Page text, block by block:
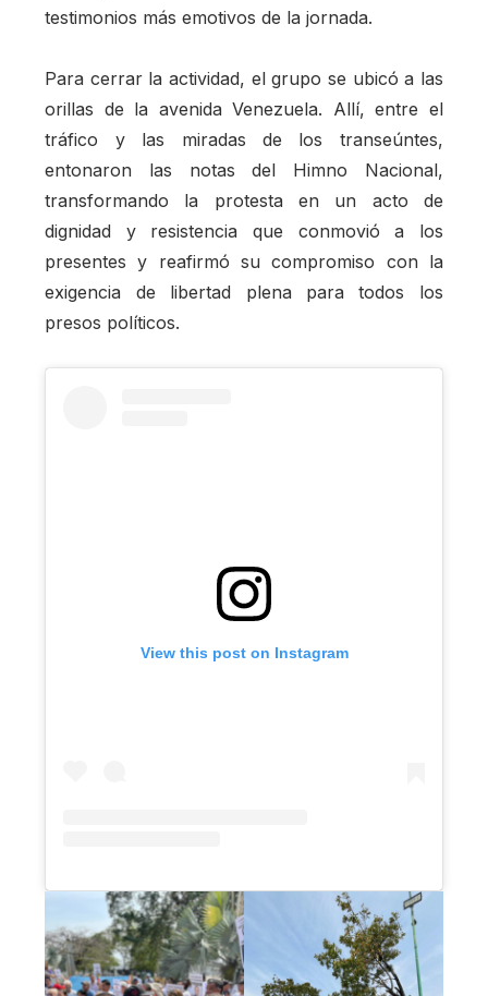
testimonios más emotivos de la jornada.
Para cerrar la actividad, el grupo se ubicó a las
orillas de la avenida Venezuela. Allí, entre el
tráfico y las miradas de los transeúntes,
entonaron las notas del Himno Nacional,
transformando la protesta en un acto de
dignidad y resistencia que conmovió a los
presentes y reafirmó su compromiso con la
exigencia de libertad plena para todos los
presos políticos.
View this post on Instagram